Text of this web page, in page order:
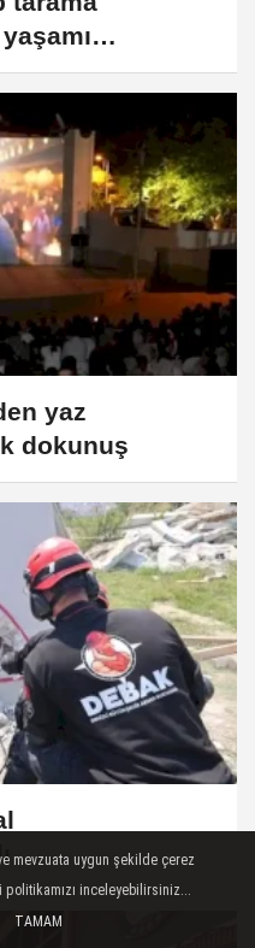
yaz
dokunuş
mevzuata uygun şekilde çerez
politikamızı inceleyebilirsiniz...
TAMAM